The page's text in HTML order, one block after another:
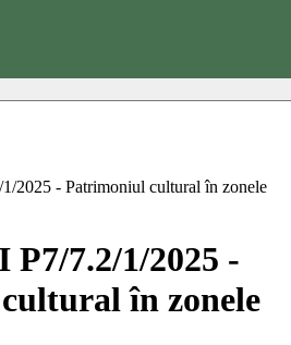
2025 - Patrimoniul cultural în zonele
7.2/1/2025 -
în zonele